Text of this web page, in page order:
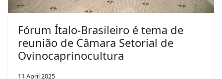
Fórum Ítalo-Brasileiro é tema de
reunião de Câmara Setorial de
Ovinocaprinocultura
11 April 2025